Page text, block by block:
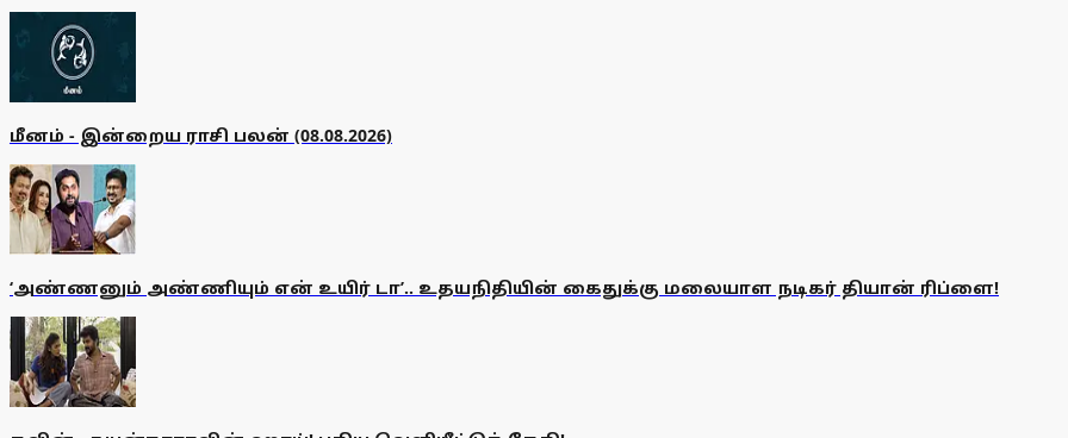
மீனம் - இன்றைய ராசி பலன் (08.08.2026)
‘அண்ணனும் அண்ணியும் என் உயிர் டா’.. உதயநிதியின் கைதுக்கு மலையாள நடிகர் தியான் ரிப்ளை!